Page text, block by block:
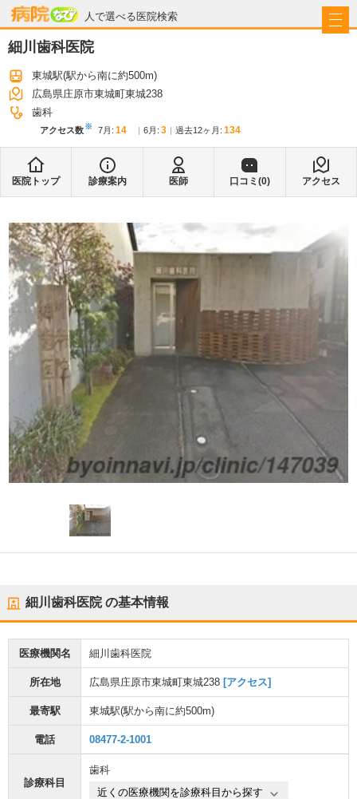
人で選べる医院検索
病院なび
細川歯科医院
東城駅(駅から南に約500m)
広島県庄原市東城町東城238
歯科
アクセス数※ 7月 : 14 6月 : 3 過去12ヶ月: 134
医院トップ 診療案内 医師 口コミ(0) アクセス
細川歯科医院の基本情報
医療機関名 細川歯科医院
所在地 広島県庄原市東城町東城238 [アクセス]
最寄駅 東城駅(駅から南に約500m)
電話 08477-2-1001
診療科目
歯科
近くの医療機関を診療科目から探す